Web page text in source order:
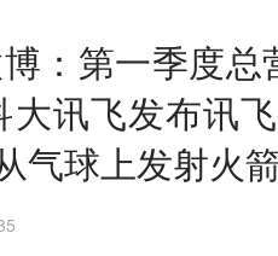
：第一季度
大讯飞发布讯
气球上发射火